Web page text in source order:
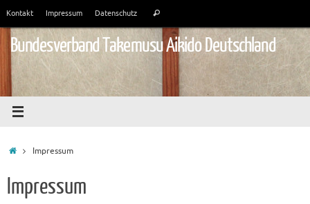
springen
Kontakt Impressum Datenschutz Suchen
Bundesverband Takemusu Aikido Deutschland
StartImpressum
Impressum